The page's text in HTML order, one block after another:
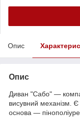
Опис
Опис
Диван "Сабо" —
висувний механізм.
основа —